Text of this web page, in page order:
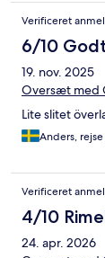
Verificeret
6/10 Godt
19. nov. 2025
Oversæt med
Lite slitet
Anders,
Verificeret
4/10
24. apr. 2026